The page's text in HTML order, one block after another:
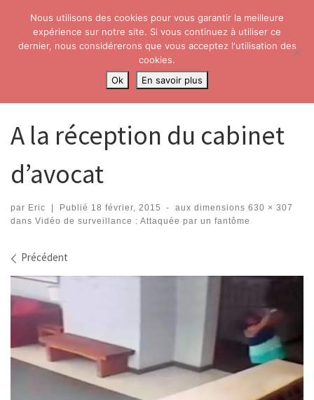
Skip to content
Search
Vidéo de surveillance : Attaquée par un fantôme
réception du cabinet d’avocat
A la réception du cabinet
d’avocat
par Eric | Publié 18 février, 2015 - aux dimensions 630 × 307
dans Vidéo de surveillance : Attaquée par un fantôme
Navigation dans les images
Précédent
Nous utilisons des cookies pour vous garantir la meilleure
expérience sur notre site. Si vous continuez à utiliser ce
dernier, nous considérerons que vous acceptez l'utilisation des
cookies.
Ok
En savoir plus